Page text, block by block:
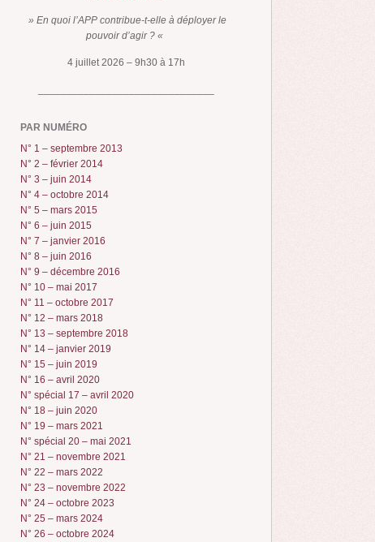
» En quoi l’APP contribue-t-elle à déployer le
pouvoir d’agir ? «
4 juillet 2026 – 9h30 à 17h
PAR NUMÉRO
N° 1 – septembre 2013
N° 2 – février 2014
N° 3 – juin 2014
N° 4 – octobre 2014
N° 5 – mars 2015
N° 6 – juin 2015
N° 7 – janvier 2016
N° 8 – juin 2016
N° 9 – décembre 2016
N° 10 – mai 2017
N° 11 – octobre 2017
N° 12 – mars 2018
N° 13 – septembre 2018
N° 14 – janvier 2019
N° 15 – juin 2019
N° 16 – avril 2020
N° spécial 17 – avril 2020
N° 18 – juin 2020
N° 19 – mars 2021
N° spécial 20 – mai 2021
N° 21 – novembre 2021
N° 22 – mars 2022
N° 23 – novembre 2022
N° 24 – octobre 2023
N° 25 – mars 2024
N° 26 – octobre 2024